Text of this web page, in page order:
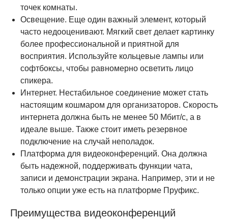
точек комнаты.
Освещение. Еще один важный элемент, который
часто недооценивают. Мягкий свет делает картинку
более профессиональной и приятной для
восприятия. Используйте кольцевые лампы или
софтбоксы, чтобы равномерно осветить лицо
спикера.
Интернет. Нестабильное соединение может стать
настоящим кошмаром для организаторов. Скорость
интернета должна быть не менее 50 Мбит/с, а в
идеале выше. Также стоит иметь резервное
подключение на случай неполадок.
Платформа для видеоконференций. Она должна
быть надежной, поддерживать функции чата,
записи и демонстрации экрана. Например, эти и не
только опции уже есть на платформе Пруфикс.
Преимущества видеоконференций